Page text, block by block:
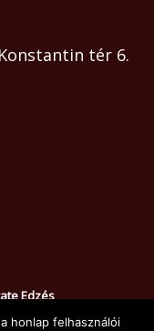
tér 6.
Edzés
honlap felhasználói